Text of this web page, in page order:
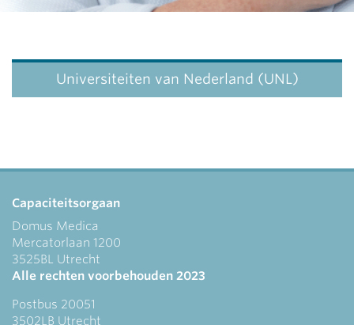
Universiteiten van Nederland (UNL)
Capaciteitsorgaan
Domus Medica
Mercatorlaan 1200
3525BL Utrecht
Alle rechten voorbehouden 2023
Postbus 20051
3502LB Utrecht